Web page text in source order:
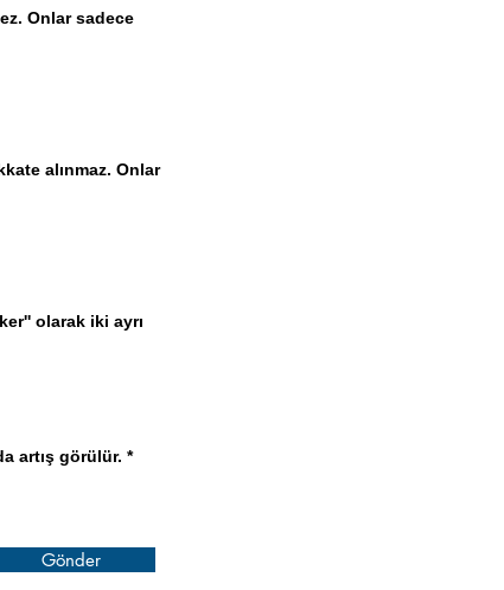
Onlar sadece
alınmaz. Onlar
olarak iki ayrı
artış görülür. *
Gönder